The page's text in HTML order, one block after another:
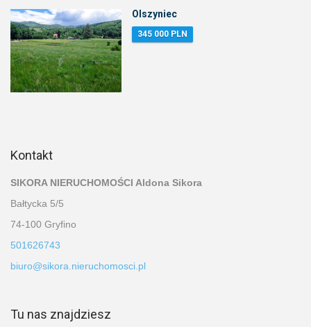
Olszyniec
345 000 PLN
Kontakt
SIKORA NIERUCHOMOŚCI Aldona Sikora
Bałtycka 5/5
74-100 Gryfino
501626743
biuro@sikora.nieruchomosci.pl
Tu nas znajdziesz